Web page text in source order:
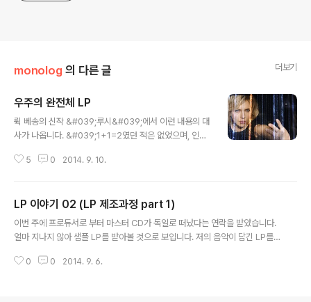
monolog 의 다른 글 더보기
우주의 완전체 LP
뤽 베송의 신작 &#039;루시&#039;에서 이런 내용의 대
사가 나옵니다. &#039;1+1=2였던 적은 없었으며, 인간
리는 처음에 음악을 다른 사람의 호흡, 심장박동을 통해 배
합니다. 이렇게 인간은 자연스레 음악성을 타고나는데 오
선지나 메트로놈과 친하지 않다는 이유로 혹은 다른 권위
에 눌려 스스로 멀어진 것은 아닌지 모르겠습니다. ​ 작곡할
메트로놈을 좀 처럼 사용하지 않으며 일정하지 않은 호흡
5 0 2014. 9. 10.
LP 이야기 02 (LP 제조과정 part 1)
이번 주에 프로듀서로 부터 마스터 CD가 독일로 떠났다는 연락을 받았습니다.
얼마 지나지 않아 샘플 LP를 받아볼 것으로 보입니다. 저의 음악이 담긴 LP를
에 대해 말씀드리겠습니다. 유튜브에 LP제조과정을 보여주는 영상이 있어 소개
0 0 2014. 9. 6.